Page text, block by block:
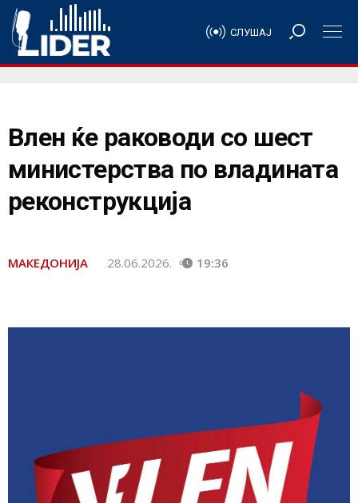
СЛУШАЈ
Влен ќе раководи со шест
министерства по владината
реконструкција
МАКЕДОНИЈА 28.06.2026. 19:36